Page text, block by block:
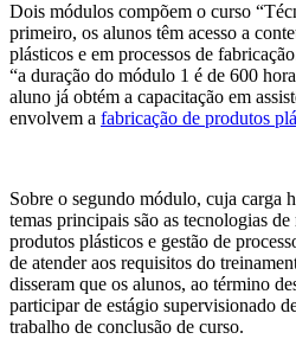
Dois módulos compõem o curso
primeiro, os alunos têm acesso a
plásticos e em processos de
“a duração do módulo 1 é de 600
aluno já obtém a capacitação em
envolvem a fabricação de produtos
Sobre o segundo módulo, cuja carga
temas principais são as tecnologias
produtos plásticos e gestão de
de atender aos requisitos do
disseram que os alunos, ao término
participar de estágio supervisionado
trabalho de conclusão de curso.